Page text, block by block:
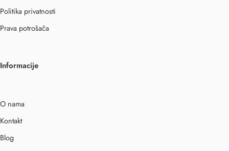
Politika privatnosti
Prava potrošača
Informacije
O nama
Kontakt
Blog